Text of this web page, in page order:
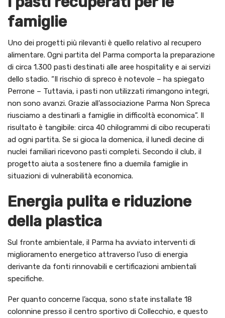
famiglie
Uno dei progetti più rilevanti è quello relativo al recupero
alimentare. Ogni partita del Parma comporta la preparazione
di circa 1.300 pasti destinati alle aree hospitality e ai servizi
dello stadio. “Il rischio di spreco è notevole – ha spiegato
Perrone – Tuttavia, i pasti non utilizzati rimangono integri,
non sono avanzi. Grazie all’associazione Parma Non Spreca
riusciamo a destinarli a famiglie in difficoltà economica”. Il
risultato è tangibile: circa 40 chilogrammi di cibo recuperati
ad ogni partita. Se si gioca la domenica, il lunedì decine di
nuclei familiari ricevono pasti completi. Secondo il club, il
progetto aiuta a sostenere fino a duemila famiglie in
situazioni di vulnerabilità economica.
Energia pulita e riduzione
della plastica
Sul fronte ambientale, il Parma ha avviato interventi di
miglioramento energetico attraverso l’uso di energia
derivante da fonti rinnovabili e certificazioni ambientali
specifiche.
Per quanto concerne l’acqua, sono state installate 18
colonnine presso il centro sportivo di Collecchio, e questo